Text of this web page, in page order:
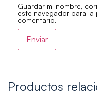
Guardar mi nombre,
este navegador para la
comentario.
Productos